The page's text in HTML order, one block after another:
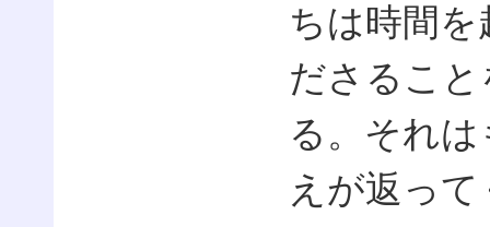
ちは時間
ださるこ
る。それ
えが返っ